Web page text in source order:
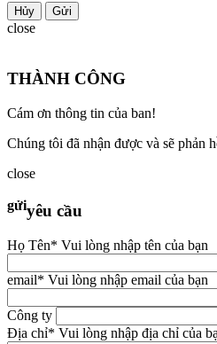
Hủy
close
THÀNH CÔNG
Cám ơn thông tin của ban!
Chúng tôi đã nhận được và sẽ phản
close
gửiyêu cầu
Họ Tên* Vui lòng nhập tên của bạn
email* Vui lòng nhập email của bạn
Công ty
Địa chỉ* Vui lòng nhập địa chỉ của